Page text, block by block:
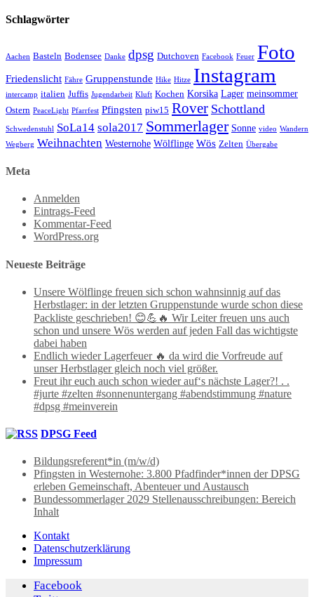
Schlagwörter
Aachen Basteln Bodensee Danke dpsg Dutchoven Facebook Feuer Foto
Friedenslicht Fähre Gruppenstunde Hike Hitze Instagram
intercamp italien Juffis Jugendarbeit Kluft Kochen Korsika Lager meinsommer
Ostern PeaceLight Pfarrfest Pfingsten piw15 Rover Schottland
Schwedenstuhl SoLa14 sola2017 Sommerlager Sonne video Wandern
Wegberg Weihnachten Westernohe Wölflinge Wös Zelten Übergabe
Meta
Anmelden
Eintrags-Feed
Kommentar-Feed
WordPress.org
Neueste Beiträge
Unsere Wölflinge freuen sich schon wahnsinnig auf das
Herbstlager: in der letzten Gruppenstunde wurde schon diese
Packliste geschrieben! 😊💪🔥 Wir Leiter freuen uns auch
schon und unsere Wös werden auf jeden Fall das wichtigste
dabei haben
Endlich wieder Lagerfeuer 🔥 da wird die Vorfreude auf
unser Herbstlager gleich noch viel größer.
Freut ihr euch auch schon wieder auf‘s nächste Lager?! . .
#jurte #zelten #sonnenuntergang #abendstimmung #nature
#dpsg #meinverein
DPSG Feed
Bildungsreferent*in (m/w/d)
Pfingsten in Westernohe: 3.800 Pfadfinder*innen der DPSG
erleben Gemeinschaft, Abenteuer und Austausch
Bundessommerlager 2029 Stellenausschreibungen: Bereich
Inhalt
Kontakt
Datenschutzerklärung
Impressum
Facebook